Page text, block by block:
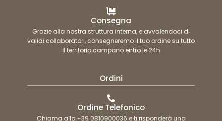
Consegna
Grazie alla nostra struttura interna, e avvalendoci di
validi collaboratori, consegneremo il tuo ordine su tutto
il territorio campano entro le 24h
Ordini
Ordine Telefonico
Chiama allo +39 0810900036 e ti risponderà una